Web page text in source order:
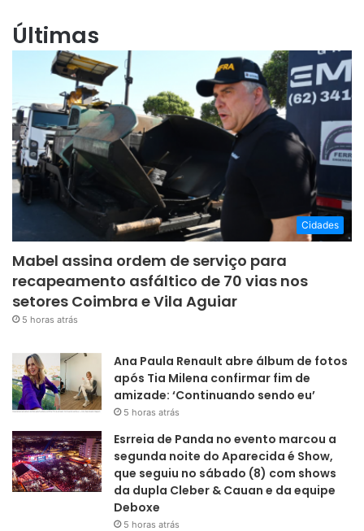
Últimas
Cidades
Mabel assina ordem de serviço para
recapeamento asfáltico de 70 vias nos
setores Coimbra e Vila Aguiar
5 horas atrás
Ana Paula Renault abre álbum de fotos
após Tia Milena confirmar fim de
amizade: ‘Continuando sendo eu’
5 horas atrás
Esrreia de Panda no evento marcou a
segunda noite do Aparecida é Show,
que seguiu no sábado (8) com shows
da dupla Cleber & Cauan e da equipe
Deboxe
5 horas atrás